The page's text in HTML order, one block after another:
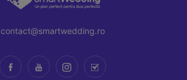
contact@smartwedding.ro